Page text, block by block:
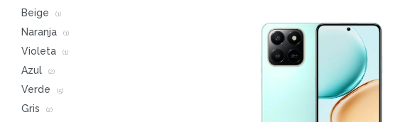
Beige (1)
Naranja (1)
Violeta (1)
Azul (2)
Verde (5)
Gris (2)